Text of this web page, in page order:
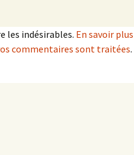
les indésirables. En savoir plus
commentaires sont traitées.